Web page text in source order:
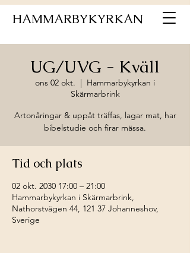
HAMMARBYKYRKAN
UG/UVG - Kväll
ons 02 okt.
  |
Hammarbykyrkan i
Skärmarbrink
Artonåringar & uppåt träffas, lagar mat, har
bibelstudie och firar mässa.
Tid och plats
02 okt. 2030 17:00 – 21:00
Hammarbykyrkan i Skärmarbrink,
Nathorstvägen 44, 121 37 Johanneshov,
Sverige